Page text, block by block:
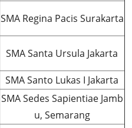
SMA Regina Pacis Surakarta
SMA Santa Ursula Jakarta
SMA Santo Lukas I Jakarta
SMA Sedes Sapientiae Jamb
u, Semarang